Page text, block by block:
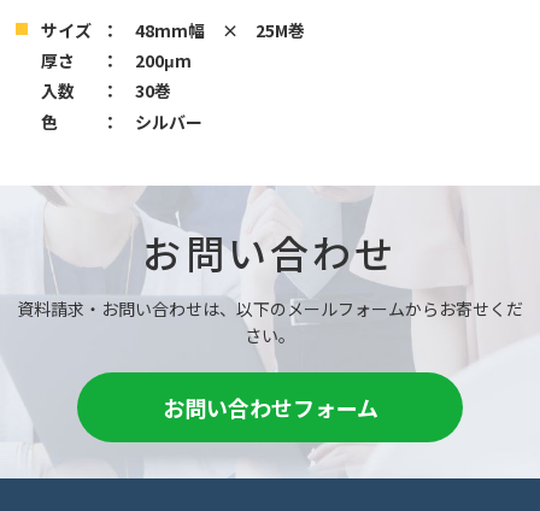
サイズ
： 48mm幅 × 25M巻
厚さ
： 200μm
入数
： 30巻
色
： シルバー
お問い合わせ
資料請求・お問い合わせは、以下のメールフォームからお寄せくだ
さい。
お問い合わせフォーム